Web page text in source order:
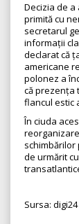
Decizia de
primită cu
secretarul
informații
declarat că
americane
polonez a
că prezența
flancul estic
În ciuda
schimbărilor
de urmărit
Sursa: digi24